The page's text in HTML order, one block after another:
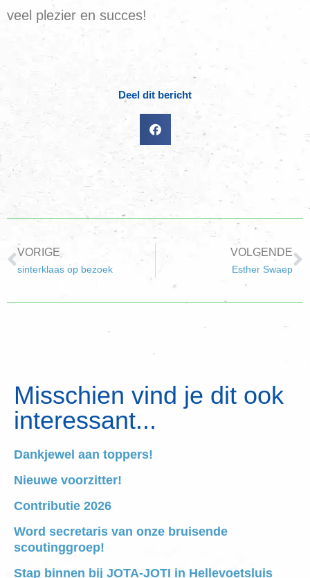
veel plezier en succes!
Deel dit bericht
VORIGE
sinterklaas op bezoek
VOLGENDE
Esther Swaep
Misschien vind je dit ook
interessant...
Dankjewel aan toppers!
Nieuwe voorzitter!
Contributie 2026
Word secretaris van onze bruisende
scoutinggroep!
Stap binnen bij JOTA-JOTI in Hellevoetsluis